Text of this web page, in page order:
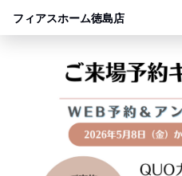
フィアスホーム徳島店